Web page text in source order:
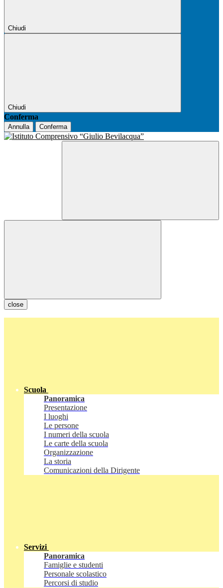
Chiudi
Chiudi
Conferma
Annulla Conferma
close
Scuola
Panoramica
Presentazione
I luoghi
Le persone
I numeri della scuola
Le carte della scuola
Organizzazione
La storia
Comunicazioni della Dirigente
Servizi
Panoramica
Famiglie e studenti
Personale scolastico
Percorsi di studio